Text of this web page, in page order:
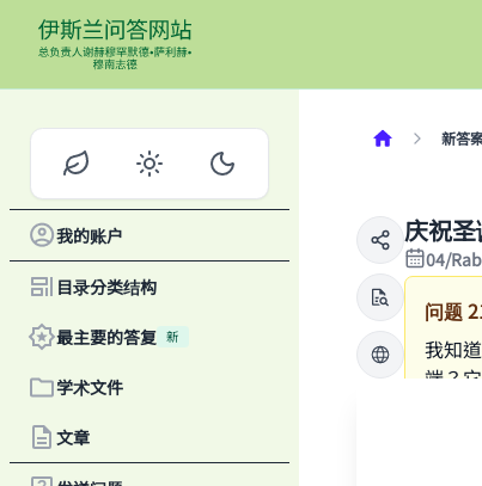
我的账户
目录分类结构
最主要的答复 新
学术文件
文章
新答
庆祝
04/
问题
我知
端？
知（
下，